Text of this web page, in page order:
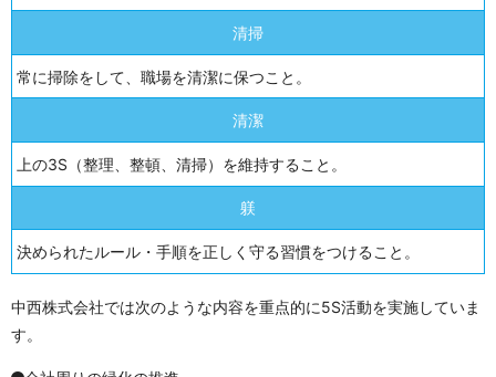
清掃
常に掃除をして、職場を清潔に保つこと。
清潔
上の3S（整理、整頓、清掃）を維持すること。
躾
決められたルール・手順を正しく守る習慣をつけること。
中西株式会社では次のような内容を重点的に5S活動を実施していま
す。